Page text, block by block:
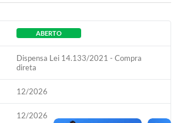
ABERTO
Dispensa Lei 14.133/2021 - Compra
direta
12/2026
12/2026